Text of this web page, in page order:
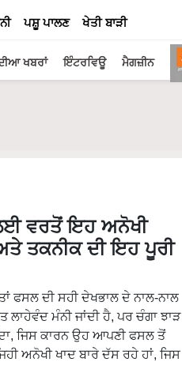
ਪਸ਼ੂ ਪਾਲਣ ਖੇਤੀ ਬਾੜੀ
ਖਬਰਾਂ ਇੰਟਰਵਿਊ ਮੈਗਜ਼ੀਨ
ਵਰਤੋਂ ਇਹ ਅਨੋਖੀ
ਤਕਨੀਕ ਦੀ ਇਹ ਪੂਰੀ
ਫਸਲ ਦੀ ਸਹੀ ਦੇਖਭਾਲ ਦੇ ਨਾਲ-ਨਾਲ
ਮੰਨੀ ਜਾਂਦੀ ਹੈ, ਪਰ ਚੰਗਾ ਝਾੜ
ਜਿਸ ਕਾਰਨ ਉਹ ਆਪਣੀ ਫਸਲ ਤੋਂ
ਅਨੋਖੀ ਖਾਦ ਬਾਰੇ ਦੱਸ ਰਹੇ ਹਾਂ, ਜਿਸ